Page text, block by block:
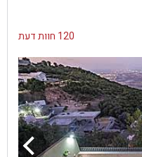
120 חוות דעת